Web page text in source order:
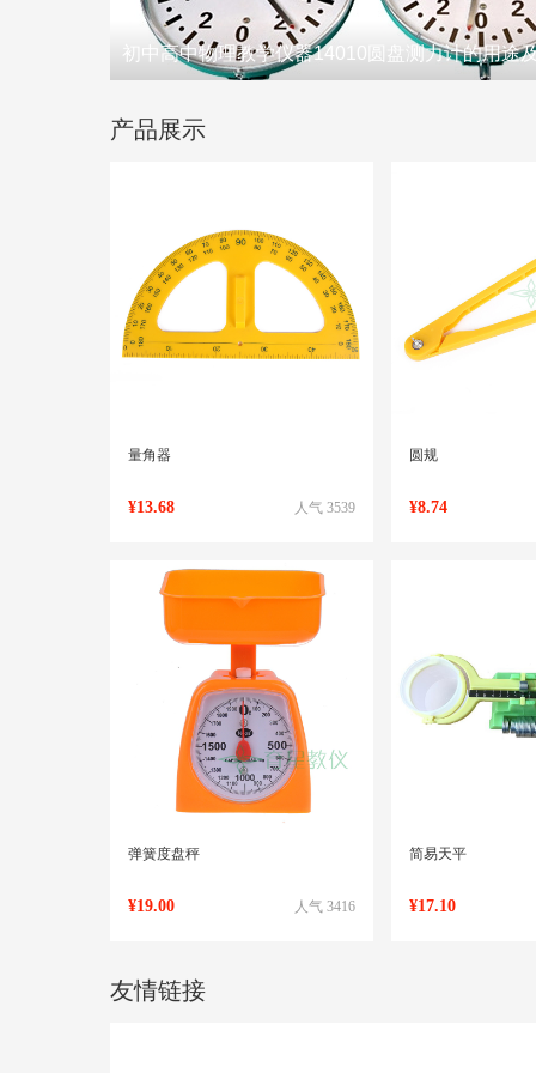
初中高中物理教学仪器14010圆盘测力计的用途
产品展示
量角器
人气 3539
¥13.68
圆规
¥8.74
弹簧度盘秤
人气 3416
¥19.00
简易天平
¥17.10
友情链接